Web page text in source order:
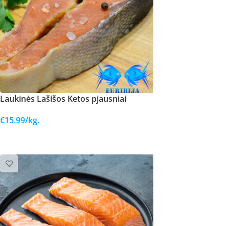
Laukinės Lašišos Ketos pjausniai
€15.99/kg.